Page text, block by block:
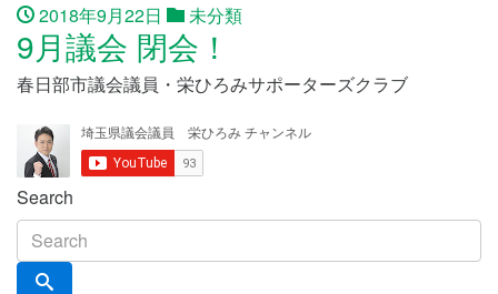
2018年9月22日 未分類
9月議会 閉会！
春日部市議会議員・栄ひろみサポーターズクラブ
Search